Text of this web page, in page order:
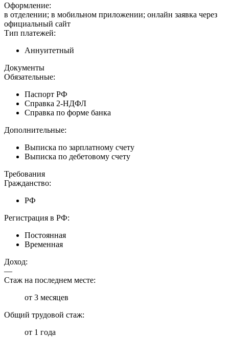
Оформление:
в отделении; в мобильном приложении; онлайн заявка через
официальный сайт
Тип платежей:
Аннуитетный
Документы
Обязательные:
Паспорт РФ
Справка 2-НДФЛ
Справка по форме банка
Дополнительные:
Выписка по зарплатному счету
Выписка по дебетовому счету
Требования
Гражданство:
РФ
Регистрация в РФ:
Постоянная
Временная
Доход:
—
Стаж на последнем месте:
от 3 месяцев
Общий трудовой стаж:
от 1 года